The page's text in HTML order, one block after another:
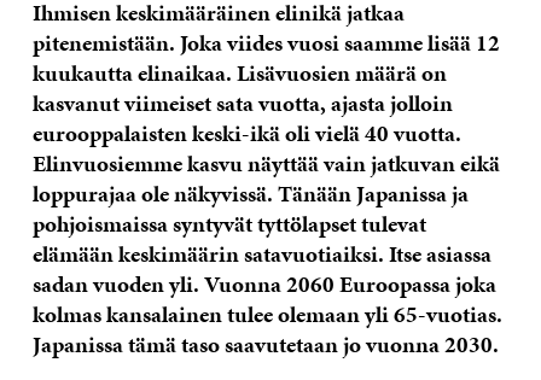
Ihmisen keskimääräinen elinikä jatkaa
pitenemistään. Joka viides vuosi saamme lisää 12
kuukautta elinaikaa. Lisävuosien määrä on
kasvanut viimeiset sata vuotta, ajasta jolloin
eurooppalaisten keski-ikä oli vielä 40 vuotta.
Elinvuosiemme kasvu näyttää vain jatkuvan eikä
loppurajaa ole näkyvissä. Tänään Japanissa ja
pohjoismaissa syntyvät tyttölapset tulevat
elämään keskimäärin satavuotiaiksi. Itse asiassa
sadan vuoden yli. Vuonna 2060 Euroopassa joka
kolmas kansalainen tulee olemaan yli 65-vuotias.
Japanissa tämä taso saavutetaan jo vuonna 2030.